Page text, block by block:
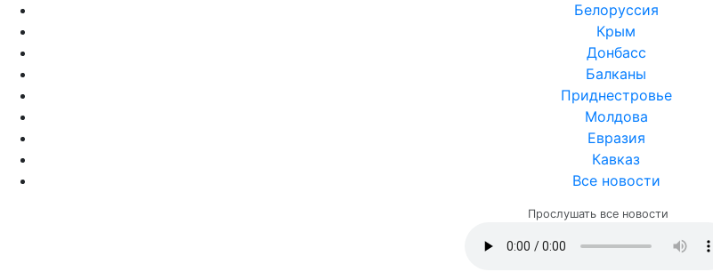
Белоруссия
Крым
Донбасс
Балканы
Приднестровье
Молдова
Евразия
Кавказ
Все новости
Прослушать все новости